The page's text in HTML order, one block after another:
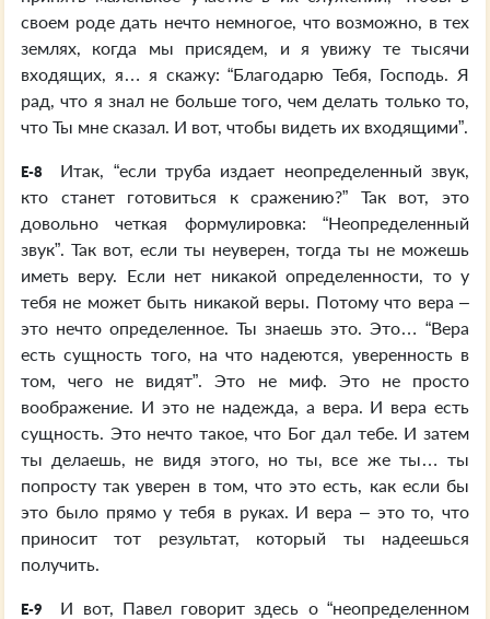
своем роде дать нечто немногое, что возможно, в тех
землях, когда мы присядем, и я увижу те тысячи
входящих, я… я скажу: “Благодарю Тебя, Господь. Я
рад, что я знал не больше того, чем делать только то,
что Ты мне сказал. И вот, чтобы видеть их входящими”.
E-8
Итак, “если труба издает неопределенный звук,
кто станет готовиться к сражению?” Так вот, это
довольно четкая формулировка: “Неопределенный
звук”. Так вот, если ты неуверен, тогда ты не можешь
иметь веру. Если нет никакой определенности, то у
тебя не может быть никакой веры. Потому что вера –
это нечто определенное. Ты знаешь это. Это… “Вера
есть сущность того, на что надеются, уверенность в
том, чего не видят”. Это не миф. Это не просто
воображение. И это не надежда, а вера. И вера есть
сущность. Это нечто такое, что Бог дал тебе. И затем
ты делаешь, не видя этого, но ты, все же ты… ты
попросту так уверен в том, что это есть, как если бы
это было прямо у тебя в руках. И вера – это то, что
приносит тот результат, который ты надеешься
получить.
E-9 И вот, Павел говорит здесь о “неопределенном